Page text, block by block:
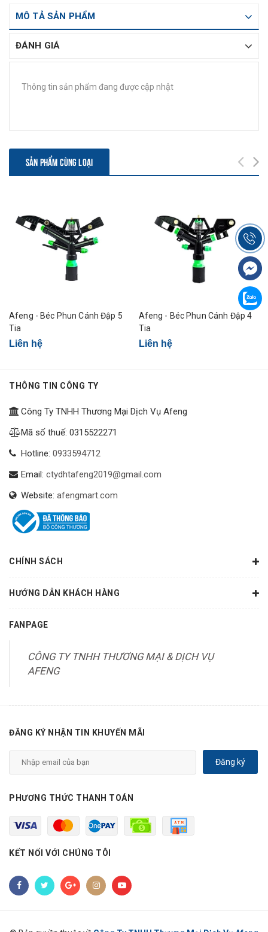
MÔ TẢ SẢN PHẨM
ĐÁNH GIÁ
Thông tin sản phẩm đang được cập nhật
SẢN PHẨM CÙNG LOẠI
Afeng - Béc Phun Cánh Đập 5
Tia
Liên hệ
Afeng - Béc Phun Cánh Đập 4
Tia
Liên hệ
THÔNG TIN CÔNG TY
Công Ty TNHH Thương Mại Dịch Vụ Afeng
Mã số thuế: 0315522271
Hotline: 0933594712
Email: ctydhtafeng2019@gmail.com
Website: afengmart.com
CHÍNH SÁCH
HƯỚNG DẪN KHÁCH HÀNG
FANPAGE
CÔNG TY TNHH THƯƠNG MẠI & DỊCH VỤ
AFENG
ĐĂNG KÝ NHẬN TIN KHUYẾN MÃI
Đăng ký
PHƯƠNG THỨC THANH TOÁN
KẾT NỐI VỚI CHÚNG TÔI